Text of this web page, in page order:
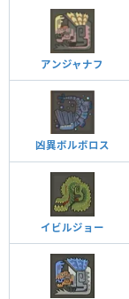
アンジャナフ
凶異ボルボロス
イビルジョー